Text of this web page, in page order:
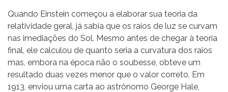
Quando Einstein começou a elaborar sua teoria da
relatividade geral, já sabia que os raios de luz se curvam
nas imediações do Sol. Mesmo antes de chegar à teoria
final, ele calculou de quanto seria a curvatura dos raios
mas, embora na época não o soubesse, obteve um
resultado duas vezes menor que o valor correto. Em
1913, enviou uma carta ao astrônomo George Hale,